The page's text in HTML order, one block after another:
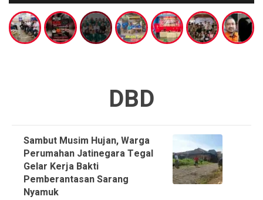
DBD
Sambut Musim Hujan, Warga
Perumahan Jatinegara Tegal
Gelar Kerja Bakti
Pemberantasan Sarang
Nyamuk